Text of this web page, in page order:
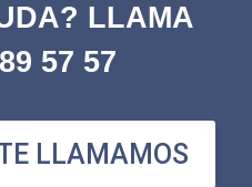
LLAMA
57 57
LLAMAMOS